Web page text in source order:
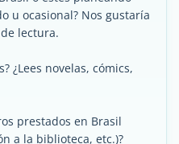
u ocasional? Nos gustaría
lectura.
¿Lees novelas, cómics,
prestados en Brasil
a la biblioteca, etc.)?